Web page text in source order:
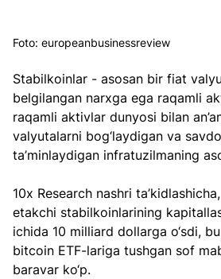
Foto: europeanbusinessreview
Stabilkoinlar - asosan bir fiat
belgilangan narxga ega raqamli
raqamli aktivlar dunyosi bilan
valyutalarni bog‘laydigan va
ta’minlaydigan infratuzilmaning
10x Research nashri
etakchi stabilkoinlarining
ichida 10 milliard dollarga o‘sdi,
bitcoin ETF-lariga tushgan sof
baravar ko‘p.